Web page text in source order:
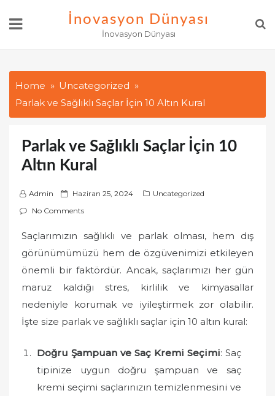
İnovasyon Dünyası
İnovasyon Dünyası
Home
Uncategorized
Parlak ve Sağlıklı Saçlar İçin 10 Altın Kural
Parlak ve Sağlıklı Saçlar İçin 10
Altın Kural
Admin
P
o
t
e
d
Haziran 25, 2024
Uncategorized
No Comments
Saçlarımızın sağlıklı ve parlak olması, hem dış
görünümümüzü hem de özgüvenimizi etkileyen
önemli bir faktördür. Ancak, saçlarımızı her gün
maruz kaldığı stres, kirlilik ve kimyasallar
nedeniyle korumak ve iyileştirmek zor olabilir.
İşte size parlak ve sağlıklı saçlar için 10 altın kural:
Doğru Şampuan ve Saç Kremi Seçimi: Saç
tipinize uygun doğru şampuan ve saç
kremi seçimi saçlarınızın temizlenmesini ve